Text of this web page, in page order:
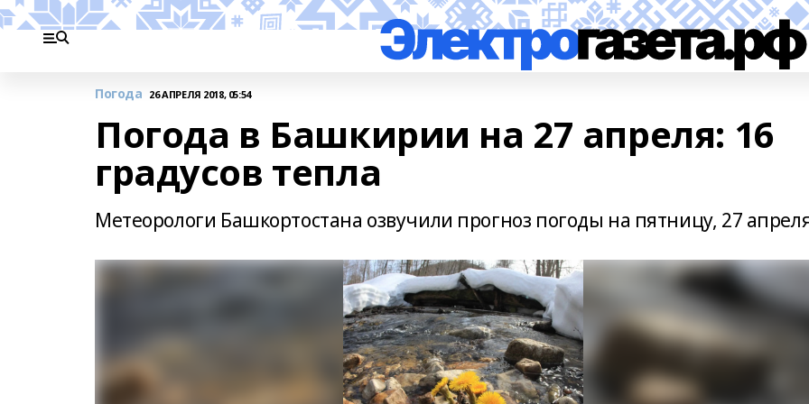
Погода 26 АПРЕЛЯ 2018, 05:54
Погода в Башкирии на 27 апреля: 16
градусов тепла
Метеорологи Башкортостана озвучили прогноз погоды на пятницу, 27